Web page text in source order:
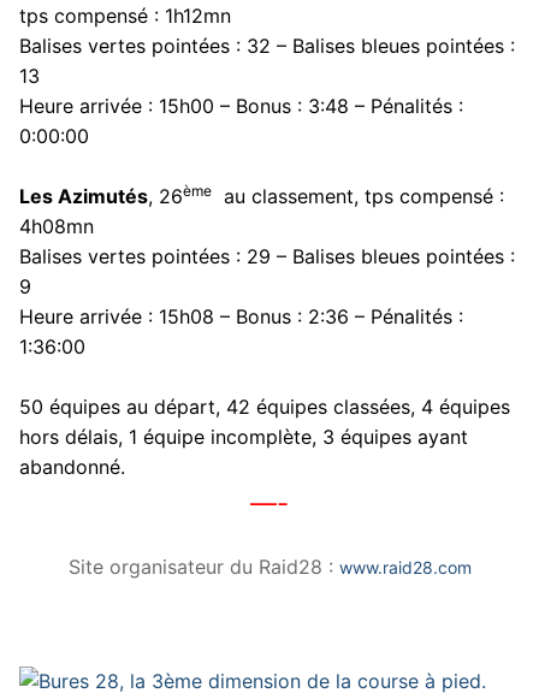
tps compensé : 1h12mn
Balises vertes pointées : 32 – Balises bleues pointées :
13
Heure arrivée : 15h00 – Bonus : 3:48 – Pénalités :
0:00:00
Les Azimutés, 26ème
au classement, tps compensé :
4h08mn
Balises vertes pointées : 29 – Balises bleues pointées :
9
Heure arrivée : 15h08 – Bonus : 2:36 – Pénalités :
1:36:00
50 équipes au départ, 42 équipes classées, 4 équipes
hors délais, 1 équipe incomplète, 3 équipes ayant
abandonné.
—-
Site organisateur du Raid28 : www.raid28.com